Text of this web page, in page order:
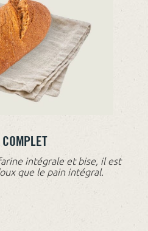
intégrale et bise, il est
que le pain intégral.